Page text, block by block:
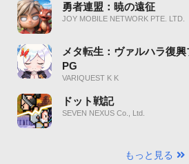
勇者連盟：暁の遠征
JOY MOBILE NETWORK PTE. LTD.
メタ転生：ヴァルハラ復
PG
VARIQUEST K K
ドット戦記
SEVEN NEXUS Co., Ltd.
もっと見る